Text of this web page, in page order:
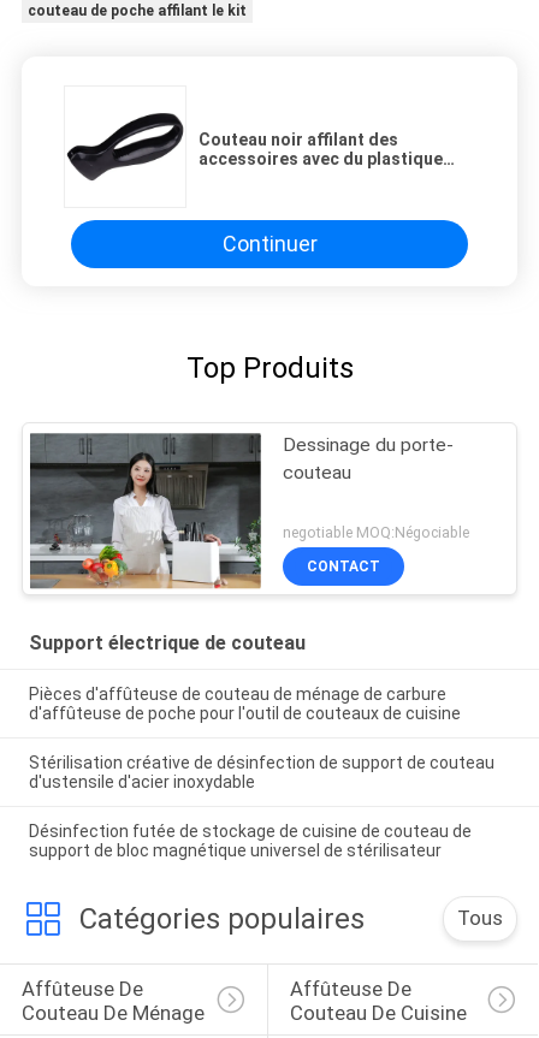
couteau de poche affilant le kit
Couteau noir affilant des
accessoires avec du plastique
Continuer
Top Produits
Dessinage du porte-
couteau
negotiable MOQ:Négociable
CONTACT
Support électrique de couteau
Pièces d'affûteuse de couteau de ménage de carbure
d'affûteuse de poche pour l'outil de couteaux de cuisine
Stérilisation créative de désinfection de support de couteau
d'ustensile d'acier inoxydable
Désinfection futée de stockage de cuisine de couteau de
support de bloc magnétique universel de stérilisateur
Catégories populaires Tous
Affûteuse De
Couteau De Ménage
Affûteuse De
Couteau De Cuisine